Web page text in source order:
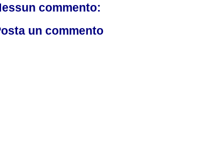
commento:
un commento